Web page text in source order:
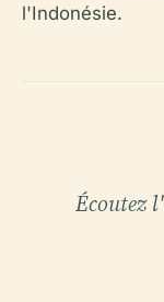
l'Indonésie.
Écoutez